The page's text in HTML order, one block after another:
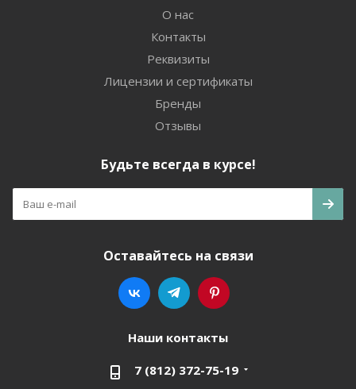
О нас
Контакты
Реквизиты
Лицензии и сертификаты
Бренды
Отзывы
Будьте всегда в курсе!
Оставайтесь на связи
Наши контакты
7 (812) 372-75-19